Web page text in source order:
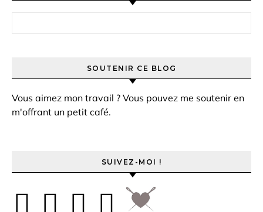
SOUTENIR CE BLOG
Vous aimez mon travail ? Vous pouvez me soutenir en
m'offrant un petit café.
SUIVEZ-MOI !